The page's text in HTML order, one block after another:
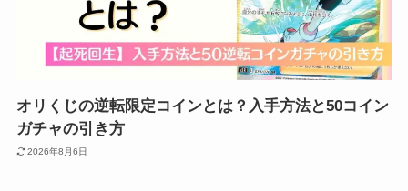
オリくじの逆転限定コインとは？入手方法と50コイン
ガチャの引き方
2026年8月6日